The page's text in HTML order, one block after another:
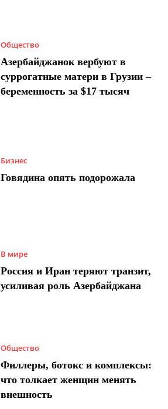
Общество
Азербайджанок вербуют в
суррогатные матери в Грузии –
беременность за $17 тысяч
Бизнес
Говядина опять подорожала
В мире
Россия и Иран теряют транзит,
усиливая роль Азербайджана
Общество
Филлеры, ботокс и комплексы:
что толкает женщин менять
внешность